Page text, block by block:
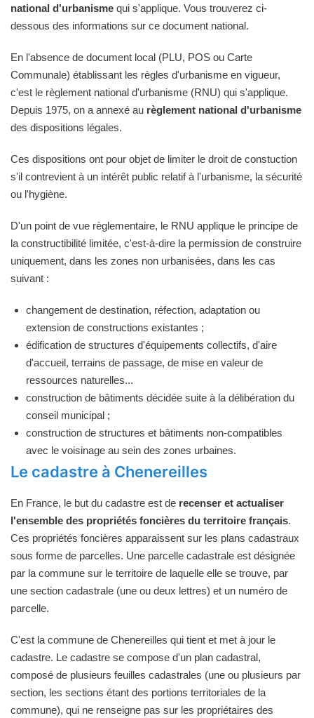
national d'urbanisme qui s'applique. Vous trouverez ci-
dessous des informations sur ce document national.
En l'absence de document local (PLU, POS ou Carte
Communale) établissant les règles d'urbanisme en vigueur,
c'est le règlement national d'urbanisme (RNU) qui s'applique.
Depuis 1975, on a annexé au règlement national d'urbanisme
des dispositions légales.
Ces dispositions ont pour objet de limiter le droit de constuction
s'il contrevient à un intérêt public relatif à l'urbanisme, la sécurité
ou l'hygiène.
D'un point de vue règlementaire, le RNU applique le principe de
la constructibilité limitée, c'est-à-dire la permission de construire
uniquement, dans les zones non urbanisées, dans les cas
suivant :
changement de destination, réfection, adaptation ou
extension de constructions existantes ;
édification de structures d'équipements collectifs, d'aire
d'accueil, terrains de passage, de mise en valeur de
ressources naturelles...
construction de bâtiments décidée suite à la délibération du
conseil municipal ;
construction de structures et bâtiments non-compatibles
avec le voisinage au sein des zones urbaines.
Le cadastre à Chenereilles
En France, le but du cadastre est de recenser et actualiser
l'ensemble des propriétés foncières du territoire français.
Ces propriétés foncières apparaissent sur les plans cadastraux
sous forme de parcelles. Une parcelle cadastrale est désignée
par la commune sur le territoire de laquelle elle se trouve, par
une section cadastrale (une ou deux lettres) et un numéro de
parcelle.
C'est la commune de Chenereilles qui tient et met à jour le
cadastre. Le cadastre se compose d'un plan cadastral,
composé de plusieurs feuilles cadastrales (une ou plusieurs par
section, les sections étant des portions territoriales de la
commune), qui ne renseigne pas sur les propriétaires des